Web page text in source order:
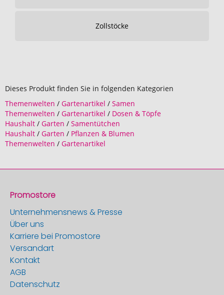
Zollstöcke
Dieses Produkt finden Sie in folgenden Kategorien
Themenwelten / Gartenartikel / Samen
Themenwelten / Gartenartikel / Dosen & Töpfe
Haushalt / Garten / Samentütchen
Haushalt / Garten / Pflanzen & Blumen
Themenwelten / Gartenartikel
Promostore
Unternehmensnews & Presse
Über uns
Karriere bei Promostore
Versandart
Kontakt
AGB
Datenschutz